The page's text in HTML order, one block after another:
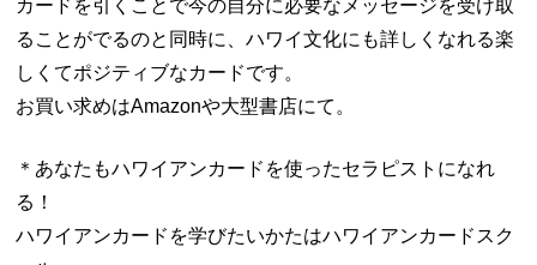
カードを引くことで今の自分に必要なメッセージを受け取
ることがでるのと同時に、ハワイ文化にも詳しくなれる楽
しくてポジティブなカードです。
お買い求めはAmazonや大型書店にて。
＊あなたもハワイアンカードを使ったセラピストになれ
る！
ハワイアンカードを学びたいかたはハワイアンカードスク